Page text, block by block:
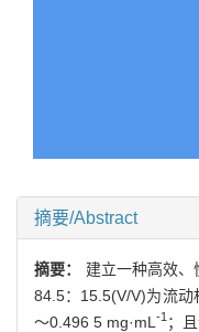
摘要/Abstract
摘要： 建立一种高效
84.5：15.5(V/V)为流动
～0.496 5 mg·mL -1 ；